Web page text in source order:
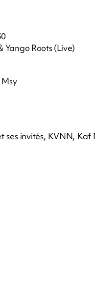
Roots (Live)
ses invités, KVNN,